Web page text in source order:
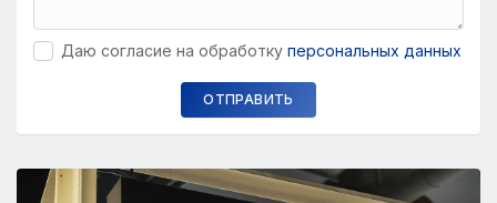
Даю согласие на обработку персональных данных
ОТПРАВИТЬ